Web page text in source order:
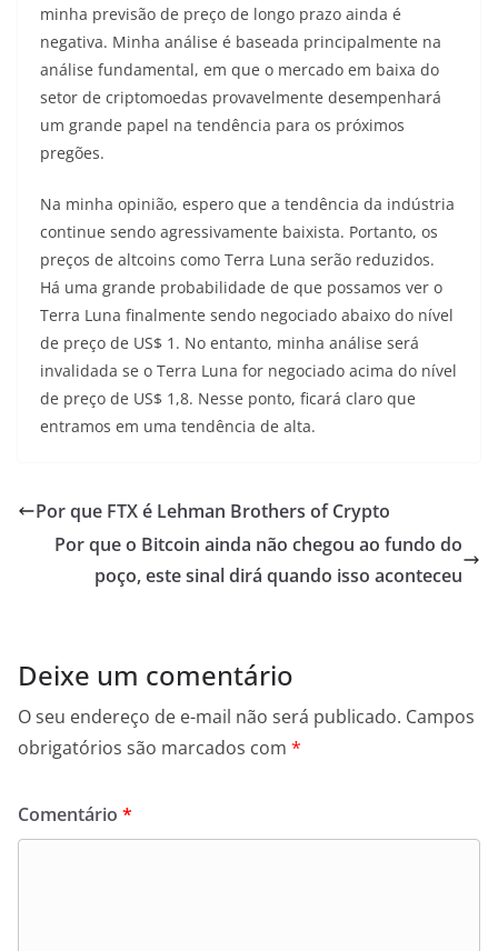
minha previsão de preço de longo prazo ainda é
negativa. Minha análise é baseada principalmente na
análise fundamental, em que o mercado em baixa do
setor de criptomoedas provavelmente desempenhará
um grande papel na tendência para os próximos
pregões.
Na minha opinião, espero que a tendência da indústria
continue sendo agressivamente baixista. Portanto, os
preços de altcoins como Terra Luna serão reduzidos.
Há uma grande probabilidade de que possamos ver o
Terra Luna finalmente sendo negociado abaixo do nível
de preço de US$ 1. No entanto, minha análise será
invalidada se o Terra Luna for negociado acima do nível
de preço de US$ 1,8. Nesse ponto, ficará claro que
entramos em uma tendência de alta.
Por que FTX é Lehman Brothers of Crypto
Por que o Bitcoin ainda não chegou ao fundo do
poço, este sinal dirá quando isso aconteceu
Deixe um comentário
O seu endereço de e-mail não será publicado. Campos
obrigatórios são marcados com *
Comentário *